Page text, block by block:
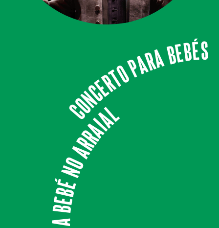
Concerto para Bebés
A Bebé no Arraial